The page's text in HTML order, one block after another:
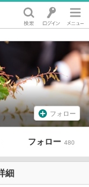
フォロー
フォロー 480
細